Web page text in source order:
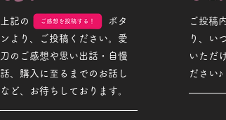
上記の ボタ
ンより、ご投稿ください。愛
刀のご感想や思い出話・自慢
話、購入に至るまでのお話し
など、お待ちしております。
ご投稿
り、い
いただ
ださい♪